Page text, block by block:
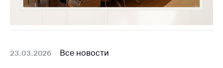
Выставочная
Республике
Защита
23.03.2026 Все новости